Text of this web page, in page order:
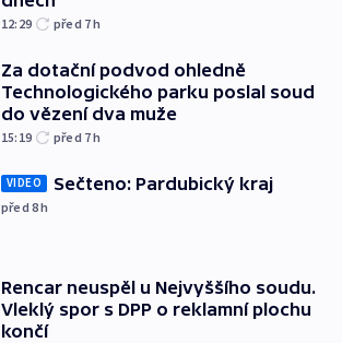
12:29 před 7h
Za dotační podvod ohledně
Technologického parku poslal soud
do vězení dva muže
15:19 před 7h
VIDEO Sečteno: Pardubický kraj
před 8h
Rencar neuspěl u Nejvyššího soudu.
Vleklý spor s DPP o reklamní plochu
končí